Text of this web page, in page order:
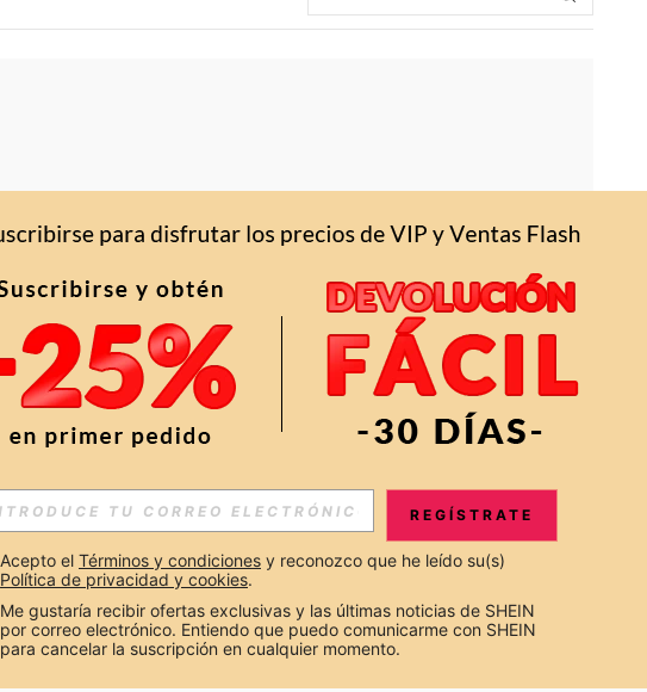
APP
OFERTAS EXCLUSIVAS, PROMOCIONES Y NOTICIAS DE SHEIN
REGÍSTRATE
Acepto el Términos y condiciones y reconozco que he leído su(s)
Política de privacidad y cookies.
Me gustaría recibir ofertas exclusivas y las últimas noticias de SHEIN
por correo electrónico. Entiendo que puedo comunicarme con SHEIN
para cancelar la suscripción en cualquier momento.